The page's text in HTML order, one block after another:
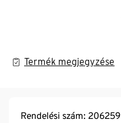
Termék megjegyzése
Rendelési szám: 206259